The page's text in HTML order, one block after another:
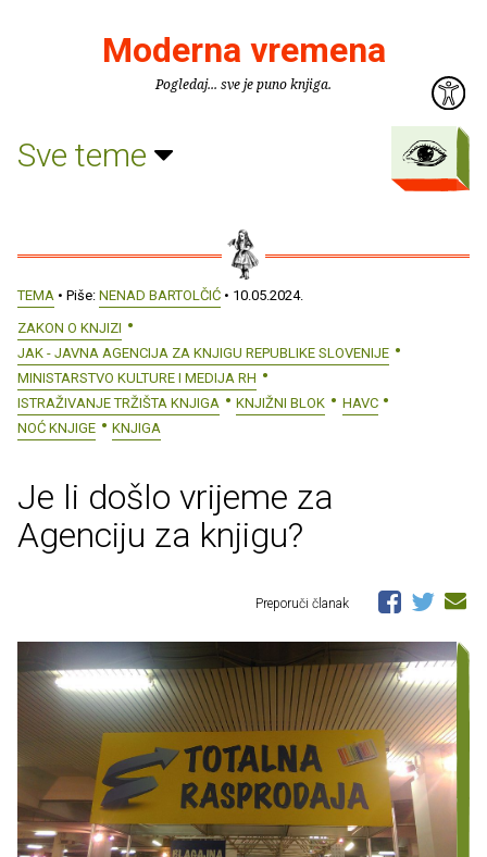
Moderna vremena
Pogledaj... sve je puno knjiga.
Sve teme
TEMA • Piše: NENAD BARTOLČIĆ • 10.05.2024.
ZAKON O KNJIZI
JAK - JAVNA AGENCIJA ZA KNJIGU REPUBLIKE SLOVENIJE
MINISTARSTVO KULTURE I MEDIJA RH
ISTRAŽIVANJE TRŽIŠTA KNJIGA
KNJIŽNI BLOK
HAVC
NOĆ KNJIGE
KNJIGA
Je li došlo vrijeme za
Agenciju za knjigu?
Preporuči članak